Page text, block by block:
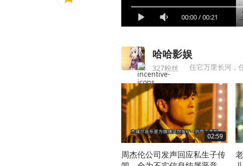
00:00/00:21
哈哈影娱
327粉丝 任它万里长河，
02:59
周杰伦公司发声回应私生子传